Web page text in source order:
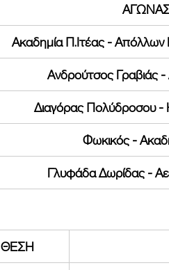
Ακαδημία Π.Ιτέας -
Ανδρούτσος Γραβιάς -
Διαγόρας Πολύδροσου -
Φωκικός -
Γλυφάδα Δωρίδας -
ΘΕΣΗ